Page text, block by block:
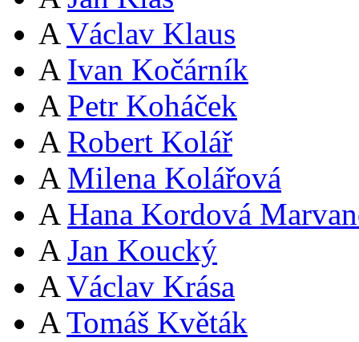
A Václav Klaus
A Ivan Kočárník
A Petr Koháček
A Robert Kolář
A Milena Kolářová
A Hana Kordová
A Jan Koucký
A Václav Krása
A Tomáš Květák